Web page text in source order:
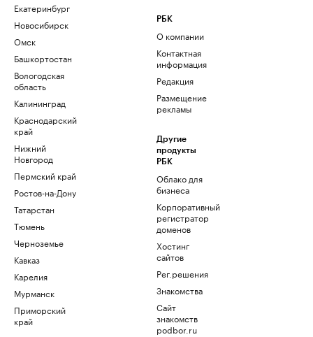
Екатеринбург
Новосибирск
Омск
Башкортостан
Вологодская
область
Калининград
Краснодарский
край
Нижний
Новгород
Пермский край
Ростов-на-Дону
Татарстан
Тюмень
Черноземье
Кавказ
Карелия
Мурманск
Приморский
край
РБК
О компании
Контактная
информация
Редакция
Размещение
рекламы
Другие
продукты
РБК
Облако для
бизнеса
Корпоративный
регистратор
доменов
Хостинг
сайтов
Рег.решения
Знакомства
Сайт
знакомств
podbor.ru